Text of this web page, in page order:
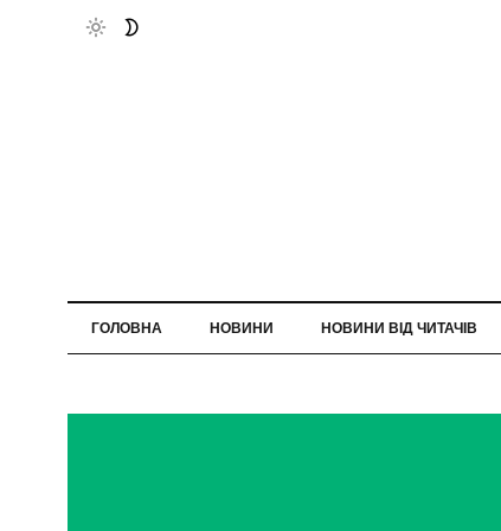
ГОЛОВНА НОВИНИ НОВИНИ ВІД ЧИТАЧІВ